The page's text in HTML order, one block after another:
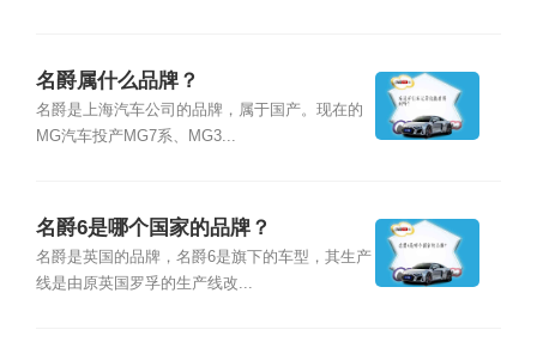
名爵属什么品牌？
名爵是上海汽车公司的品牌，属于国产。现在的
MG汽车投产MG7系、MG3...
名爵6是哪个国家的品牌？
名爵是英国的品牌，名爵6是旗下的车型，其生产
线是由原英国罗孚的生产线改...